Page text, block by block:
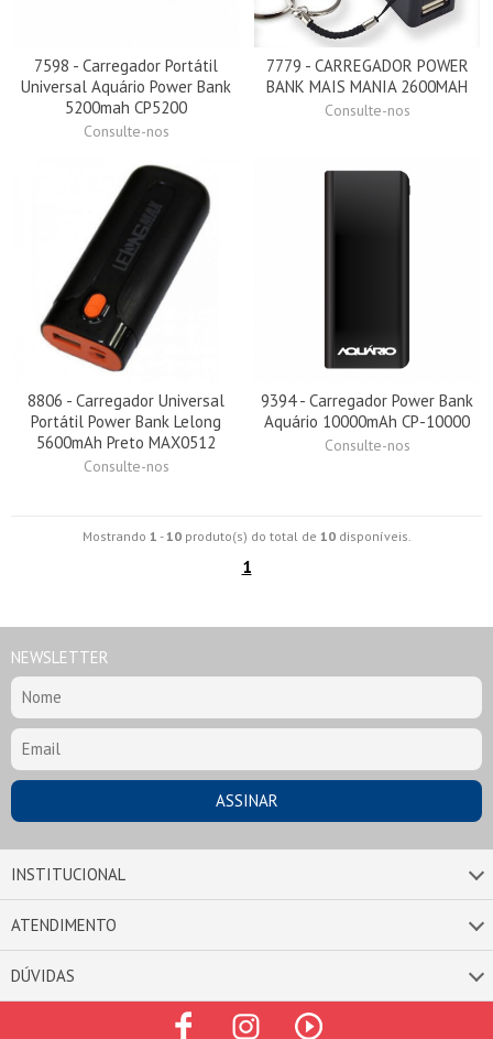
7598 - Carregador Portátil
Universal Aquário Power Bank
5200mah CP5200
Consulte-nos
7779 - CARREGADOR POWER
BANK MAIS MANIA 2600MAH
Consulte-nos
8806 - Carregador Universal
Portátil Power Bank Lelong
5600mAh Preto MAX0512
Consulte-nos
9394 - Carregador Power Bank
Aquário 10000mAh CP-10000
Consulte-nos
Mostrando 1 - 10produto(s) do total de 10disponíveis.
1
NEWSLETTER
INSTITUCIONAL
ATENDIMENTO
DÚVIDAS